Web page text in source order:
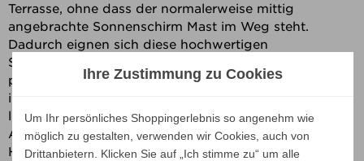
Terrasse, ohne dass der normalerweise mittig
angebrachte Sonnenschirm Mast im Weg steht.
Dadurch eignen sich diese hochwertigen
Sonnenschirme hervorragend ebenso für den
professionellen Einsatz in der Gastronomie, wie auch
im Privatbereich. Der Freiarmschirm hat einen sehr
leichtgängigen Kurbelmechanismus, dank dessen das
Aufspannen des Sonnenschirms buchstäblich im
Handumdrehen erledigt ist.
Ihre Zustimmung zu Cookies
Um Ihr persönliches Shoppingerlebnis so angenehm wie
möglich zu gestalten, verwenden wir Cookies, auch von
Drittanbietern. Klicken Sie auf „Ich stimme zu“ um alle